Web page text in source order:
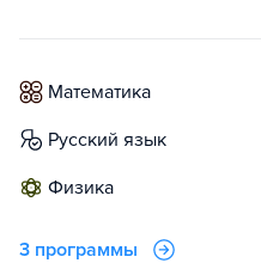
математика
русский язык
физика
3 программы